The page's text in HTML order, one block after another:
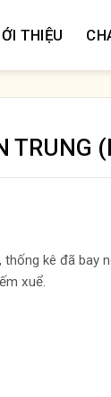
THIỆU
TRUNG
kê đã bay
xuể.